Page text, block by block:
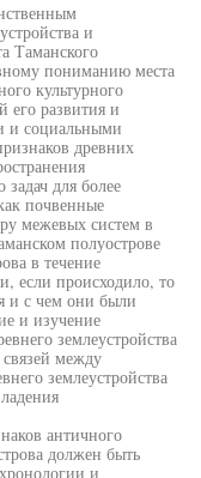
и
Таманского
пониманию места
культурного
его развития и
и социальными
древних
для более
почвенные
межевых систем в
полуострове
в течение
если происходило, то
и с чем они были
и изучение
землеустройства
связей между
землеустройства
античного
должен быть
и